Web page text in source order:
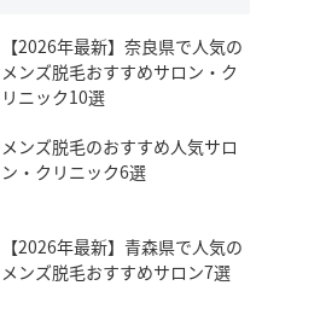
【2026年最新】奈良県で人気の
メンズ脱毛おすすめサロン・ク
リニック10選
メンズ脱毛のおすすめ人気サロ
ン・クリニック6選
【2026年最新】青森県で人気の
メンズ脱毛おすすめサロン7選